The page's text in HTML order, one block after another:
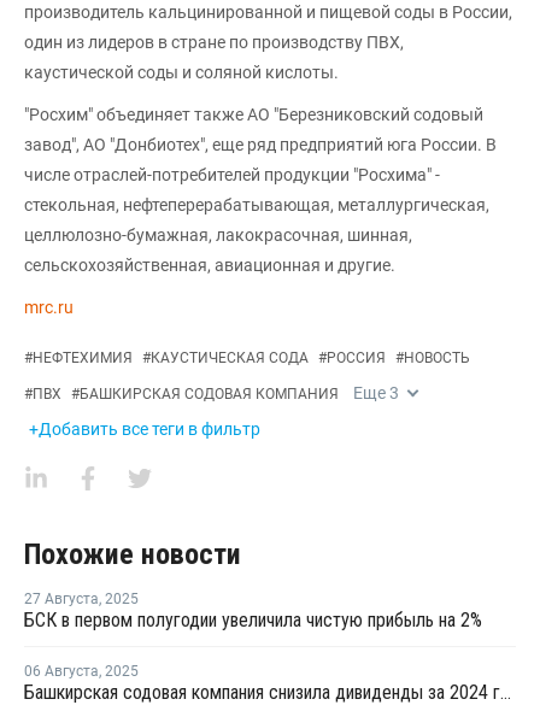
производитель кальцинированной и пищевой соды в России,
один из лидеров в стране по производству ПВХ,
каустической соды и соляной кислоты.
"Росхим" объединяет также АО "Березниковский содовый
завод", АО "Донбиотех", еще ряд предприятий юга России. В
числе отраслей-потребителей продукции "Росхима" -
стекольная, нефтеперерабатывающая, металлургическая,
целлюлозно-бумажная, лакокрасочная, шинная,
сельскохозяйственная, авиационная и другие.
mrc.ru
#НЕФТЕХИМИЯ #КАУСТИЧЕСКАЯ СОДА #РОССИЯ #НОВОСТЬ
#ПВХ #БАШКИРСКАЯ СОДОВАЯ КОМПАНИЯ Еще3
+Добавить все теги в фильтр
Похожие новости
27 Августа, 2025
БСК в первом полугодии увеличила чистую прибыль на 2%
06 Августа, 2025
Башкирская содовая компания снизила дивиденды за 2024 год на 39%